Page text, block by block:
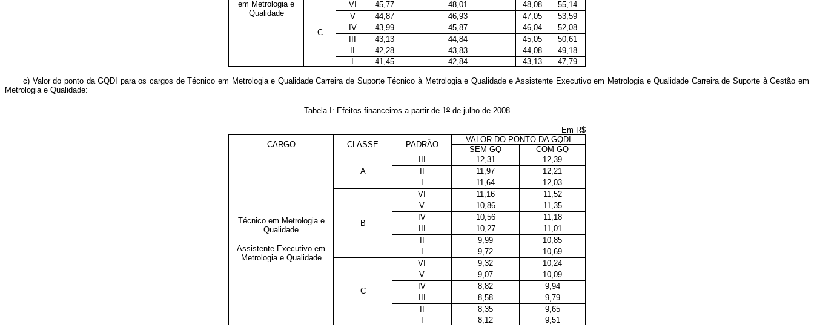
em Metrologia e
Qualidade
C
VI 45,77 48,01 48,08
55,14
V
44,87 46,93 47,05
53,59
IV
43,99 45,87 46,04
52,08
43,13 44,84 45,05
50,61
42,28 43,83 44,08
49,18
41,45 42,84 43,13 47,79
c) Valor do ponto da GQDI para os cargos de Técnico em Metrologia e Qualidade Carreira de Suporte Técnico à Metrologia e Qualidade e Assistente Executivo em Metrologia e Qualidade Carreira de Suporte à Gestão em
Metrologia e Qualidade:
Tabela I: Efeitos financeiros a partir de 1o de julho de 2008
Em R$
CARGO
CLASSE PADRÃO
VALOR DO PONTO DA GQDI
SEM GQ
COM GQ
Técnico em Metrologia e
Qualidade
Assistente Executivo em
Metrologia e Qualidade
A
III 12,31
12,39
II
11,97
12,21
I
11,64 12,03
B
VI 11,16
11,52
V
10,86
11,35
IV
10,56
11,18
III
10,27
11,01
II
9,99
10,85
I
9,72 10,69
C
VI 9,32
10,24
V
9,07
10,09
IV
8,82
9,94
III
8,58
9,79
II
8,35
9,65
I
8,12 9,51